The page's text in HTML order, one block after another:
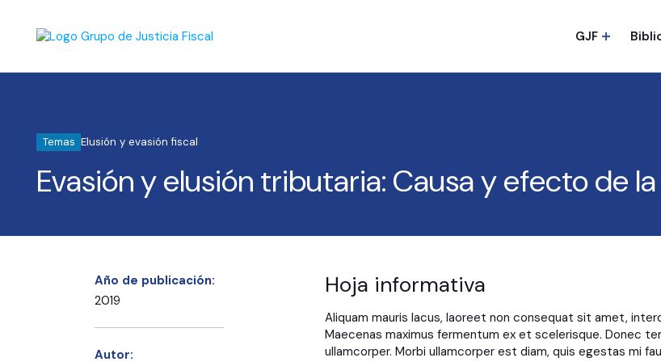
GJF
Temas Elusión y evasión fiscal
Evasión y elusión tributaria: Causa y efecto de
Año de publicación:
2019
Autor:
Hoja informativa
Aliquam mauris lacus, laoreet non consequat sit amet,
Maecenas maximus fermentum ex et scelerisque. Donec
ullamcorper. Morbi ullamcorper est diam, quis egestas mi